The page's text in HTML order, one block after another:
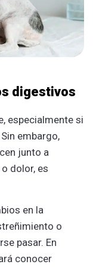
digestivos
especialmente si
embargo,
junto a
dolor, es
en la
o
pasar. En
conocer